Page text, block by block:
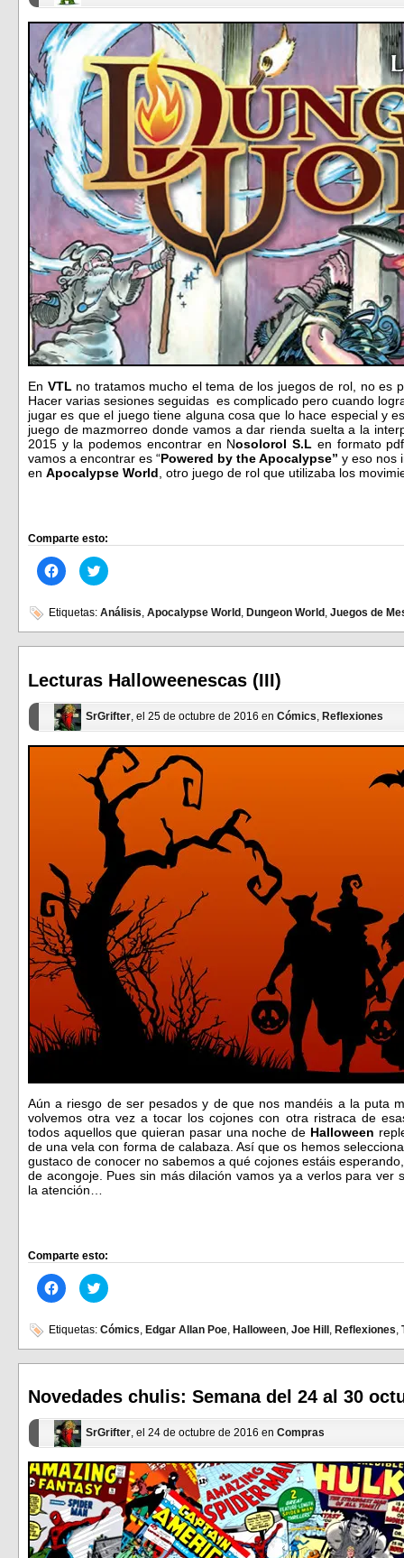
En VTLno tratamos mucho el tema de los juegos de rol, no es
Hacer varias sesiones seguidas es complicado pero cuando
jugar es que el juego tiene alguna cosa que lo hace especial y
juego de mazmorreo donde vamos a dar rienda suelta a la
2015 y la podemos encontrar en Nosolorol S.L en formato
vamos a encontrar es “Powered by the Apocalypse” y eso nos
en Apocalypse World, otro juego de rol que utilizaba los
Comparte esto:
Haz
clic
en
Facebook
(Se
abre
ventana
nueva)
Haz
clic
en
(Se
abre
ventana
nueva)
Etiquetas: Análisis, Apocalypse World , Dungeon World , Juegos de
Lecturas Halloweenescas (III)
SrGrifter, el 25 de octubre de 2016 en Cómics, Reflexiones
Aún a riesgo de ser pesados y de que nos mandéis a la puta
volvemos otra vez a tocar los cojones con otra ristraca de
todos aquellos que quieran pasar una noche de Halloween
de una vela con forma de calabaza. Así que os hemos
gustaco de conocer no sabemos a qué cojones estáis
de acongoje. Pues sin más dilación vamos ya a verlos para ver
la atención…
Comparte esto:
Haz
clic
en
Facebook
(Se
abre
ventana
nueva)
Haz
clic
en
(Se
abre
ventana
nueva)
Etiquetas: Cómics, Edgar Allan Poe, Halloween, Joe Hill, Reflexiones,
Novedades chulis: Semana del 24 al 30
SrGrifter, el 24 de octubre de 2016 en Compras